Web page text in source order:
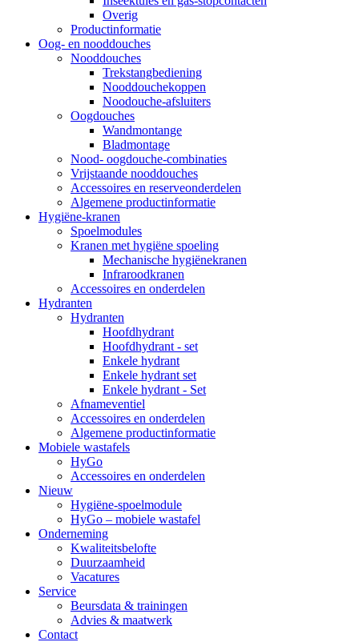
Overig
Productinformatie
Oog- en nooddouches
Nooddouches
Trekstangbediening
Nooddouchekoppen
Noodouche-afsluiters
Oogdouches
Wandmontange
Bladmontage
Nood- oogdouche-combinaties
Vrijstaande nooddouches
Accessoires en reserveonderdelen
Algemene productinformatie
Hygiëne-kranen
Spoelmodules
Kranen met hygiëne spoeling
Mechanische hygiënekranen
Infraroodkranen
Accessoires en onderdelen
Hydranten
Hydranten
Hoofdhydrant
Hoofdhydrant - set
Enkele hydrant
Enkele hydrant set
Enkele hydrant - Set
Afnameventiel
Accessoires en onderdelen
Algemene productinformatie
Mobiele wastafels
HyGo
Accessoires en onderdelen
Nieuw
Hygiëne-spoelmodule
HyGo – mobiele wastafel
Onderneming
Kwaliteitsbelofte
Duurzaamheid
Vacatures
Service
Beursdata & trainingen
Advies & maatwerk
Contact